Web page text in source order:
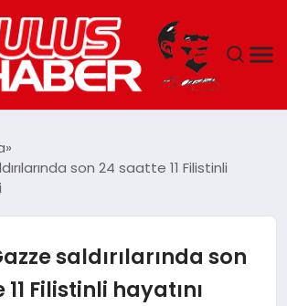
son 24 saatte 11 Filistinli
saldırılarında son
Filistinli hayatını